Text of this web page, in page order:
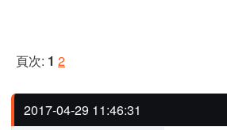
頁次: 1 2
2017-04-29 11:46:31